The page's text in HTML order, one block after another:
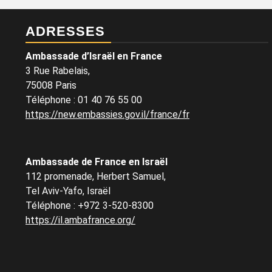
ADRESSES
Ambassade d’Israël en France
3 Rue Rabelais,
75008 Paris
Téléphone : 01 40 76 55 00
https://new.embassies.gov.il/france/fr
Ambassade de France en Israël
112 promenade, Herbert Samuel,
Tel Aviv-Yafo, Israël
Téléphone : +972 3-520-8300
https://il.ambafrance.org/